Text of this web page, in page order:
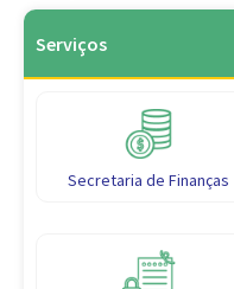
Serviços
Secretaria de Finanças